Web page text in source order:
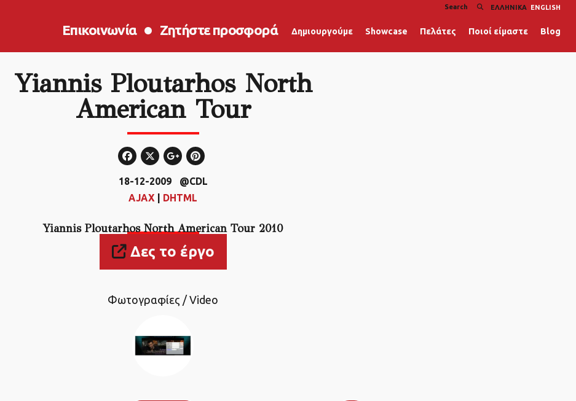
ΕΛΛΗΝΙΚΆ ENGLISH
Επικοινωνία Ζητήστε προσφορά Δημιουργούμε Showcase Πελάτες Ποιοί είμαστε Blog
Yiannis Ploutarhos North
American Tour
18-12-2009
@CDL
AJAX
DHTML
Yiannis Ploutarhos North American Tour 2010
Δες το έργο
Φωτογραφίες / Video